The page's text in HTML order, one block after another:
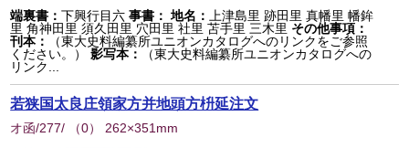
端裏書：下興行目六 事書： 地名：
上津島里 跡田里 真幡里 幡鉾
里 角神田里 須久田里 穴田里 社里 苫手里 三木里 その他事項：
刊本：
（東大史料編纂所ユニオンカタログへのリンクをご参照
ください。）
影写本：
（東大史料編纂所ユニオンカタログへの
リンク...
若狭国太良庄領家方并地頭方枡延注文
オ函/277/ （0） 262×351mm